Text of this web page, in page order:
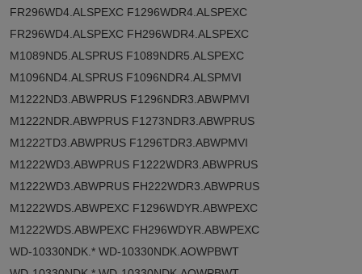
FR296WD4.ALSPEXC F1296WDR4.ALSPEXC
FR296WD4.ALSPEXC FH296WDR4.ALSPEXC
M1089ND5.ALSPRUS F1089NDR5.ALSPEXC
M1096ND4.ALSPRUS F1096NDR4.ALSPMVI
M1222ND3.ABWPRUS F1296NDR3.ABWPMVI
M1222NDR.ABWPRUS F1273NDR3.ABWPRUS
M1222TD3.ABWPRUS F1296TDR3.ABWPMVI
M1222WD3.ABWPRUS F1222WDR3.ABWPRUS
M1222WD3.ABWPRUS FH222WDR3.ABWPRUS
M1222WDS.ABWPEXC F1296WDYR.ABWPEXC
M1222WDS.ABWPEXC FH296WDYR.ABWPEXC
WD-10330NDK.* WD-10330NDK.AOWPBWT